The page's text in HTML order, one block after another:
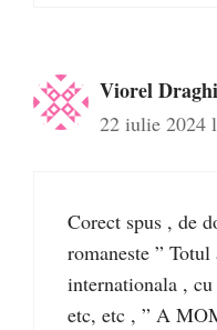
Viorel
22 iulie 2024
Corect spus , de
romaneste ”
internationala ,
etc, etc , ” A